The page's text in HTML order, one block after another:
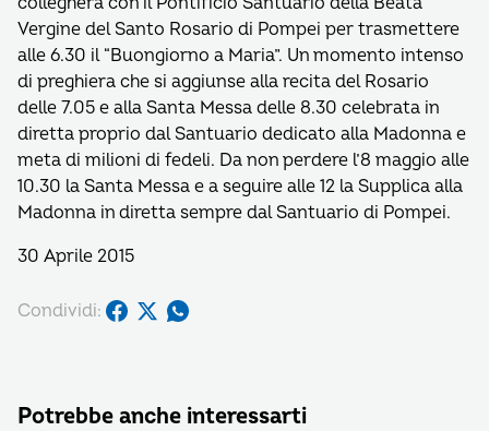
Vergine del Santo Rosario di Pompei per trasmettere
alle 6.30 il “Buongiorno a Maria”. Un momento intenso
di preghiera che si aggiunse alla recita del Rosario
delle 7.05 e alla Santa Messa delle 8.30 celebrata in
diretta proprio dal Santuario dedicato alla Madonna e
meta di milioni di fedeli. Da non perdere l’8 maggio alle
10.30 la Santa Messa e a seguire alle 12 la Supplica alla
Madonna in diretta sempre dal Santuario di Pompei.
30 Aprile 2015
Condividi:
Potrebbe anche interessarti